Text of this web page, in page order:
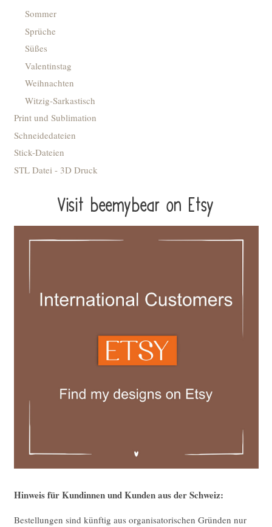
Sommer
Sprüche
Süßes
Valentinstag
Weihnachten
Witzig-Sarkastisch
Print und Sublimation
Schneidedateien
Stick-Dateien
STL Datei - 3D Druck
Visit beemybear on Etsy
Hinweis für Kundinnen und Kunden aus der Schweiz:
Bestellungen sind künftig aus organisatorischen Gründen nur